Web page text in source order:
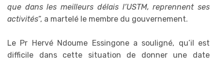
que dans les meilleurs délais l’USTM, reprennent ses
activités“, a martelé le membre du gouvernement.
Le Pr Hervé Ndoume Essingone a souligné, qu’il est
difficile dans cette situation de donner une date